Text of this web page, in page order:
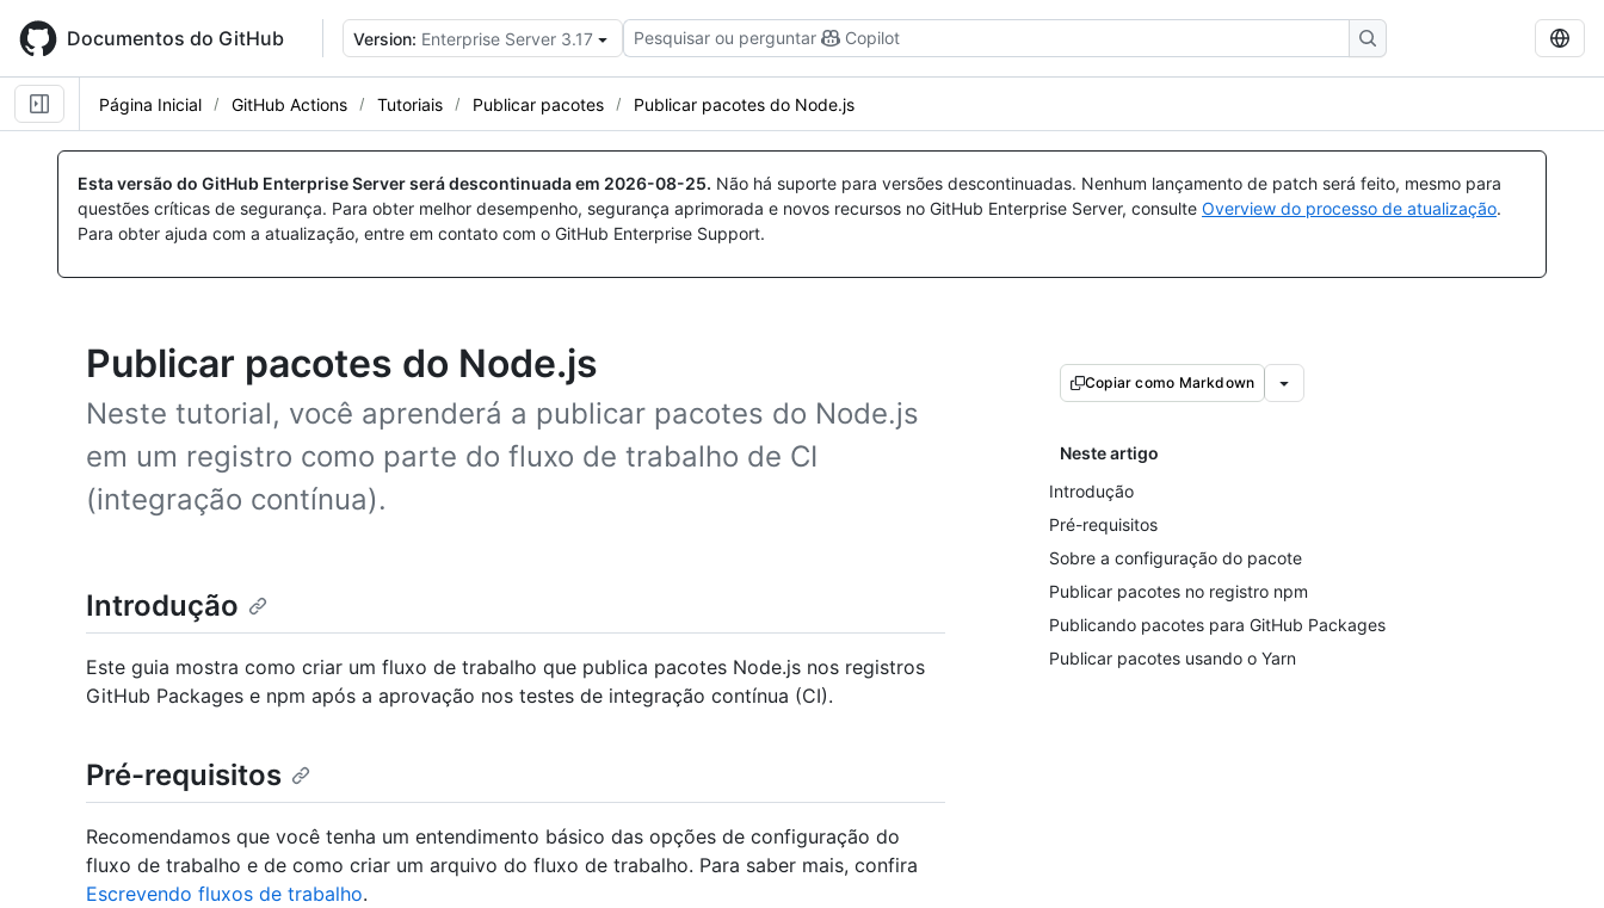
main
content
Documentos do GitHub Version: Enterprise Server 3.17 Pesquisar ou perguntar Copilot
Página Inicial GitHub Actions Tutoriais Publicar pacotes Publicar pacotes do Node.js
Esta versão do GitHub Enterprise Server será descontinuada em 2026-08-25. Não há suporte para versões descontinuadas. Nenhum lançamento de patch será feito, mesmo para
questões críticas de segurança. Para obter melhor desempenho, segurança aprimorada e novos recursos no GitHub Enterprise Server, consulte Overview do processo de atualização.
Para obter ajuda com a atualização, entre em contato com o GitHub Enterprise Support.
Publicar pacotes do Node.js
Neste tutorial, você aprenderá a publicar pacotes do Node.js
em um registro como parte do fluxo de trabalho de CI
(integração contínua).
Copiar como Markdown
Neste artigo
Introdução
Pré-requisitos
Sobre a configuração do pacote
Publicar pacotes no registro npm
Publicando pacotes para GitHub Packages
Publicar pacotes usando o Yarn
Introdução
Este guia mostra como criar um fluxo de trabalho que publica pacotes Node.js nos registros
GitHub Packages e npm após a aprovação nos testes de integração contínua (CI).
Pré-requisitos
Recomendamos que você tenha um entendimento básico das opções de configuração do
fluxo de trabalho e de como criar um arquivo do fluxo de trabalho. Para saber mais, confira
Escrevendo fluxos de trabalho.